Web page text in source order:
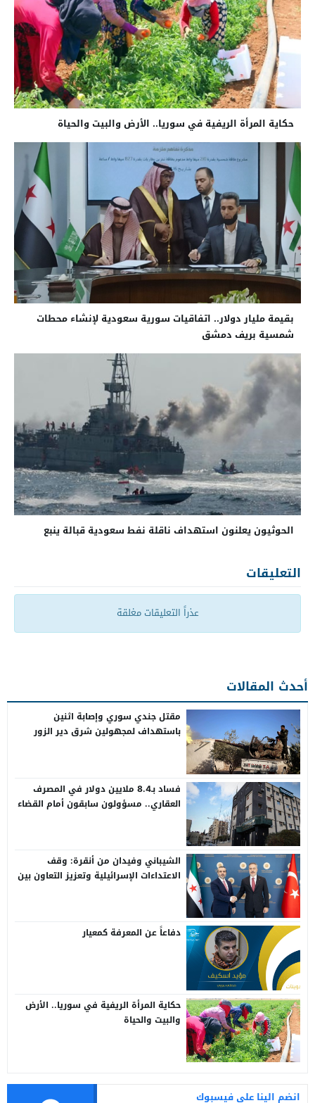
حكاية المرأة الريفية في سوريا.. الأرض والبيت والحياة
بقيمة مليار دولار.. اتفاقيات سورية سعودية لإنشاء محطات
شمسية بريف دمشق
الحوثيون يعلنون استهداف ناقلة نفط سعودية قبالة ينبع
التعليقات
عذراً التعليقات مغلقة
أحدث المقالات
مقتل جندي سوري وإصابة اثنين
باستهداف لمجهولين شرق دير الزور
فساد بـ8.4 ملايين دولار في المصرف
العقاري.. مسؤولون سابقون أمام القضاء
الشيباني وفيدان من أنقرة: وقف
الاعتداءات الإسرائيلية وتعزيز التعاون بين
دفاعاً عن المعرفة كمعيار
حكاية المرأة الريفية في سوريا.. الأرض
والبيت والحياة
انضم الينا على فيسبوك